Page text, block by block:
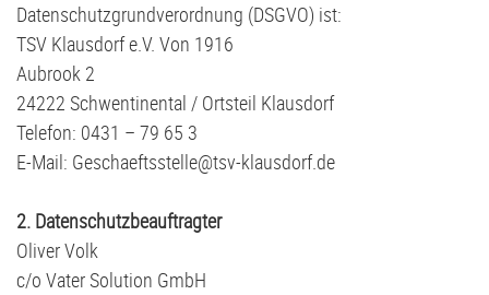
Datenschutzgrundverordnung (DSGVO) ist:
TSV Klausdorf e.V. Von 1916
Aubrook 2
24222 Schwentinental / Ortsteil Klausdorf
Telefon: 0431 – 79 65 3
E-Mail: Geschaeftsstelle@tsv-klausdorf.de
2. Datenschutzbeauftragter
Oliver Volk
c/o Vater Solution GmbH
Leichtathletik
Schützen
Schwimmen
Volleyball
E3-Jugend - TSV Klausdorf III U10
F1-Jugend - TSV Klausdorf U9
F2-Jugend - TSV Klausdorf U8
G2-Jugend - TSV Klausdorf U6